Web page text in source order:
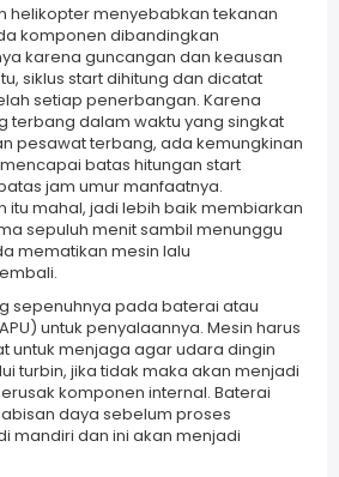
helikopter menyebabkan tekanan
komponen dibandingkan
karena guncangan dan keausan
siklus start dihitung dan dicatat
setiap penerbangan. Karena
terbang dalam waktu yang singkat
pesawat terbang, ada kemungkinan
batas hitungan start
jam umur manfaatnya.
itu mahal, jadi lebih baik membiarkan
sepuluh menit sambil menunggu
mematikan mesin lalu
sepenuhnya pada baterai atau
untuk penyalaannya. Mesin harus
untuk menjaga agar udara dingin
turbin, jika tidak maka akan menjadi
komponen internal. Baterai
daya sebelum proses
mandiri dan ini akan menjadi